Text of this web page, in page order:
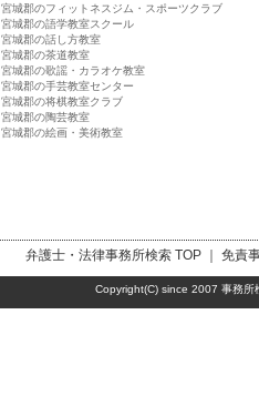
宮城郡のフィットネスジム・スポーツクラブ
宮城郡の語学教室スクール
宮城郡の話し方教室
宮城郡の茶道教室
宮城郡の歌謡・カラオケ教室
宮城郡の手芸教室センター
宮城郡の将棋教室クラブ
宮城郡の陶芸教室
宮城郡の絵画・美術教室
弁護士・法律事務所検索TOP ｜ 免責
Copyright(C) since 2007 事務所